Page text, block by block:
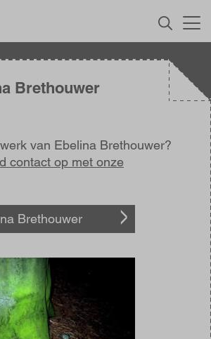
Brethouwer
van Ebelina Brethouwer?
contact op met onze
Brethouwer